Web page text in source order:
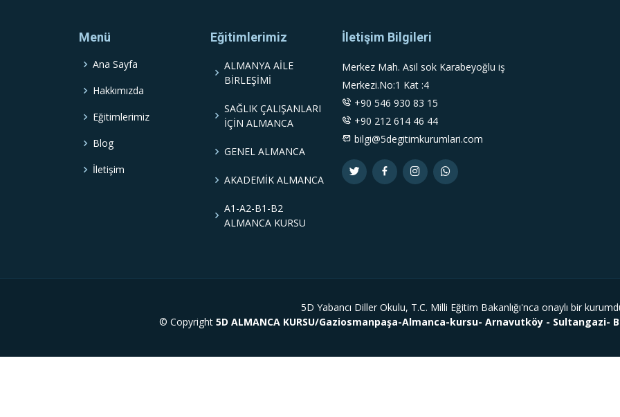
Menü
Ana Sayfa
Hakkımızda
Eğitimlerimiz
Blog
İletişim
Eğitimlerimiz
ALMANYA AİLE
BİRLEŞİMİ
SAĞLIK ÇALIŞANLARI
İÇİN ALMANCA
GENEL ALMANCA
AKADEMİK ALMANCA
A1-A2-B1-B2
ALMANCA KURSU
İletişim Bilgileri
Merkez Mah. Asil sok Karabeyoğlu iş
Merkezi.No:1 Kat :4
+90 546 930 83 15
+90 212 614 46 44
bilgi@5degitimkurumlari.com
5D Yabancı Diller Okulu, T.C. Milli Eğitim Bakanlığı'nca onaylı bir
© Copyright 5D ALMANCA KURSU/Gaziosmanpaşa-Almanca-kursu- Arnavutköy - Sultangazi-